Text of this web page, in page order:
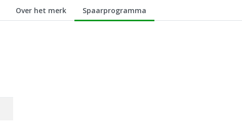
Over het merk Spaarprogramma